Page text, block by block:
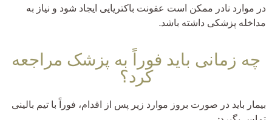
در موارد نادر ممکن است عفونت باکتریایی ایجاد شود و نیاز به
مداخله پزشکی داشته باشد.
چه زمانی باید فوراً به پزشک مراجعه
کرد؟
بیمار باید در صورت بروز موارد زیر پس از اقدام، فوراً با تیم بالینی